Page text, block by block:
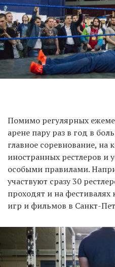
Помимо регулярных
арене пару раз в год в
главное соревнование, на
иностранных рестлеров и
особыми правилами.
участвуют сразу 30
проходят и на
игр и фильмов в Санкт-